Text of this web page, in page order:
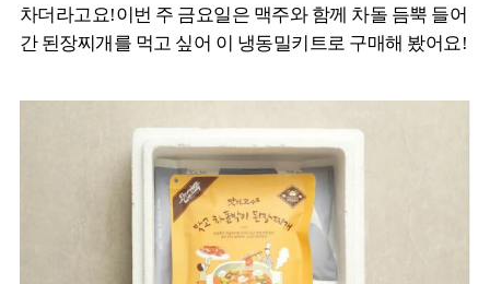
차더라고요!이번 주 금요일은 맥주와 함께 차돌 듬뿍 들어
간 된장찌개를 먹고 싶어 이 냉동밀키트로 구매해 봤어요!